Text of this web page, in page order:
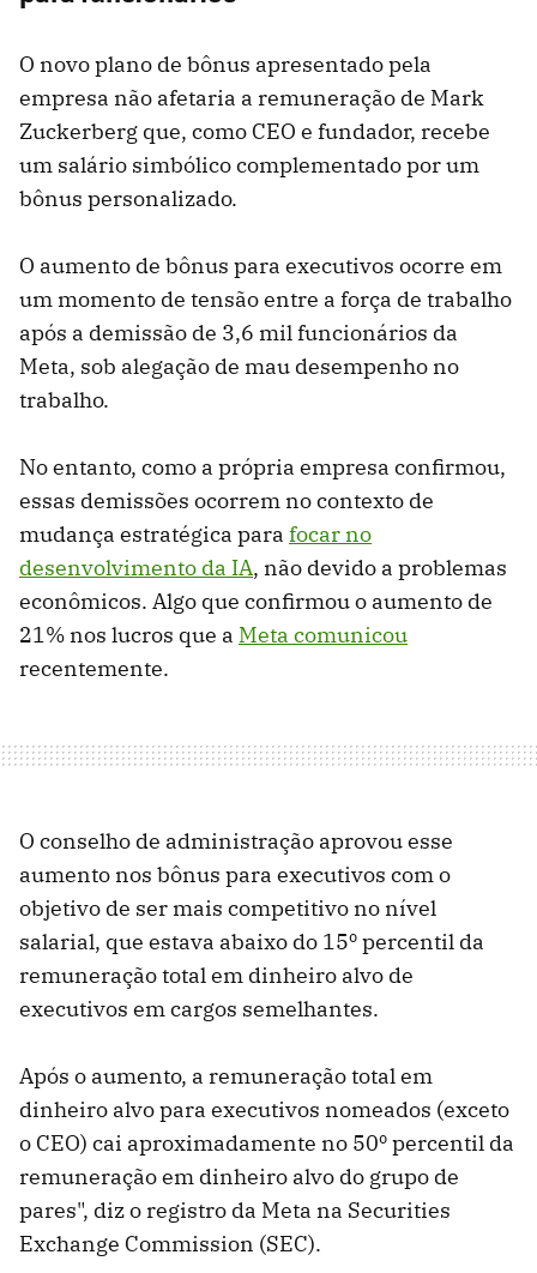
O novo plano de bônus apresentado pela
empresa não afetaria a remuneração de Mark
Zuckerberg que, como CEO e fundador, recebe
um salário simbólico complementado por um
bônus personalizado.
O aumento de bônus para executivos ocorre em
um momento de tensão entre a força de trabalho
após a demissão de 3,6 mil funcionários da
Meta, sob alegação de mau desempenho no
trabalho.
No entanto, como a própria empresa confirmou,
essas demissões ocorrem no contexto de
mudança estratégica para focar no
desenvolvimento da IA, não devido a problemas
econômicos. Algo que confirmou o aumento de
21% nos lucros que a Meta comunicou
recentemente.
O conselho de administração aprovou esse
aumento nos bônus para executivos com o
objetivo de ser mais competitivo no nível
salarial, que estava abaixo do 15º percentil da
remuneração total em dinheiro alvo de
executivos em cargos semelhantes.
Após o aumento, a remuneração total em
dinheiro alvo para executivos nomeados (exceto
o CEO) cai aproximadamente no 50º percentil da
remuneração em dinheiro alvo do grupo de
pares", diz o registro da Meta na Securities
Exchange Commission (SEC).